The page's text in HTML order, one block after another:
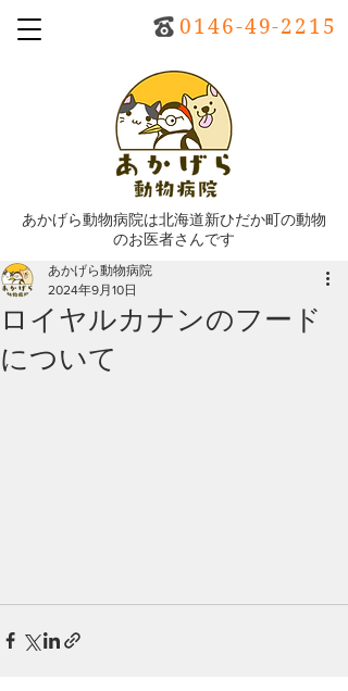
0146-49-2215
あかげら動物病院は北海道新ひだか町の動物
のお医者さんです
ロイヤルカナンのフード
について
あかげら動物病院
2024年9月10日